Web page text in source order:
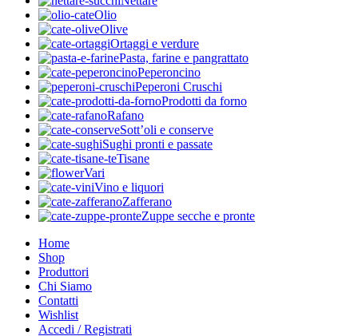
Olio
Olive
Ortaggi e verdure
Pasta, farine e pangrattato
Peperoncino
Peperoni Cruschi
Prodotti da forno
Rafano
Sott’oli e conserve
Sughi pronti e passate
Tisane
Vari
Vino e liquori
Zafferano
Zuppe secche e pronte
Home
Shop
Produttori
Chi Siamo
Contatti
Wishlist
Accedi / Registrati